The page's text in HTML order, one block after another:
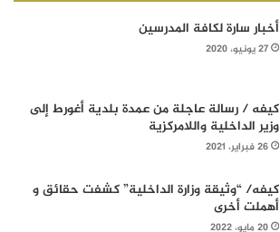
أخبار سارة لكافة المدرسين
27 يونيو، 2020
كيفه / رسالة عاجلة من عمدة بلدية أغورط إلى
وزير الداخلية واللامركزية
26 فبراير، 2021
كيفه/ “وثيقة وزارة الداخلية” كشفت حقائق و
أهملت أخرى
20 مايو، 2022